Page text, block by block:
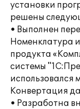
установки
решены
• Выполнен
Номенклатура
продукта
системы
использовался
Конвертация
• Разработна